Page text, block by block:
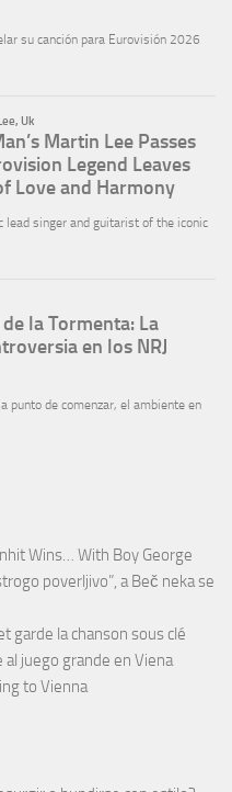
Wins… With Boy George
poverljivo”, a Beč neka se
garde la chanson sous clé
al juego grande en Viena
to Vienna